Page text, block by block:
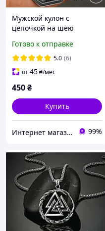
Мужской кулон с
цепочкой на шею
стильный оберег
Готово к отправке
5.0 (6)
от45₴/мес
450₴
Купить
Интернет магазин 24 Часа 99%